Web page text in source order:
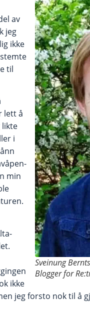
Sveinung
Blogger for
av
jeg
ikke
til
lett å
likte
i
min
ikke
jeg forsto nok til å